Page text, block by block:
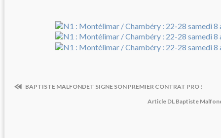
BAPTISTE MALFONDET SIGNE SON PREMIER CONTRAT PRO !
Article DL Baptiste